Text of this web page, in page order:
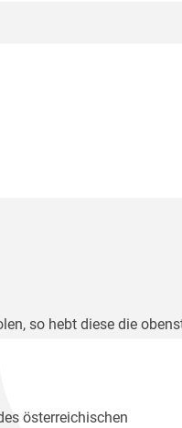
so hebt diese die
österreichischen